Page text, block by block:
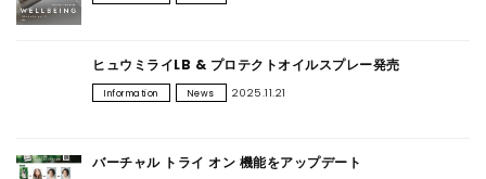
ヒュウミライLB & プロテクトオイルスプレー発売
Information News 2025.11.21
バーチャル トライ オン 機能をアップデート